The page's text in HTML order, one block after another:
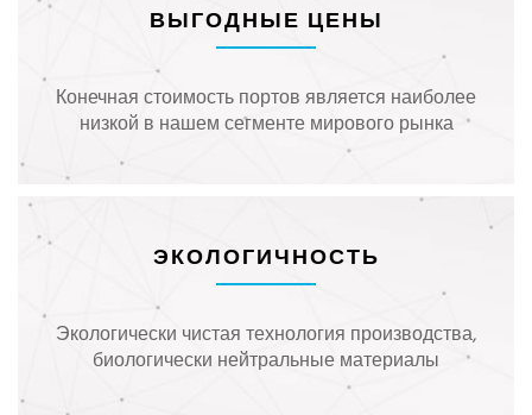
ВЫГОДНЫЕ ЦЕНЫ
Конечная стоимость портов является наиболее
низкой в нашем сегменте мирового рынка
ЭКОЛОГИЧНОСТЬ
Экологически чистая технология производства,
биологически нейтральные материалы